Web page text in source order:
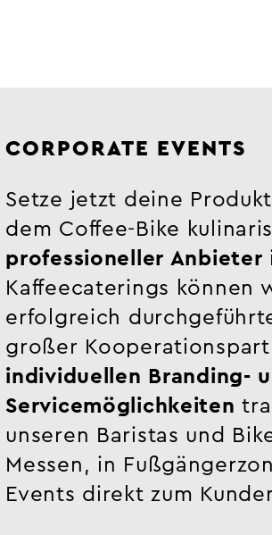
CORPORATE EVENTS
Setze jetzt deine
dem Coffee-Bike
professioneller Anbieter
Kaffeecaterings können
erfolgreich
großer
individuellen Branding-
Servicemöglichkeiten
unseren Baristas und
Messen, in
Events direkt zum